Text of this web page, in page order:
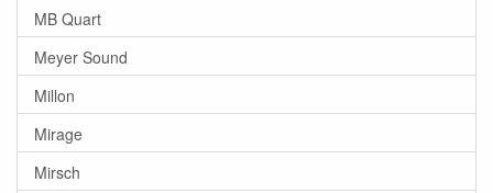
MB Quart
Meyer Sound
Millon
Mirage
Mirsch